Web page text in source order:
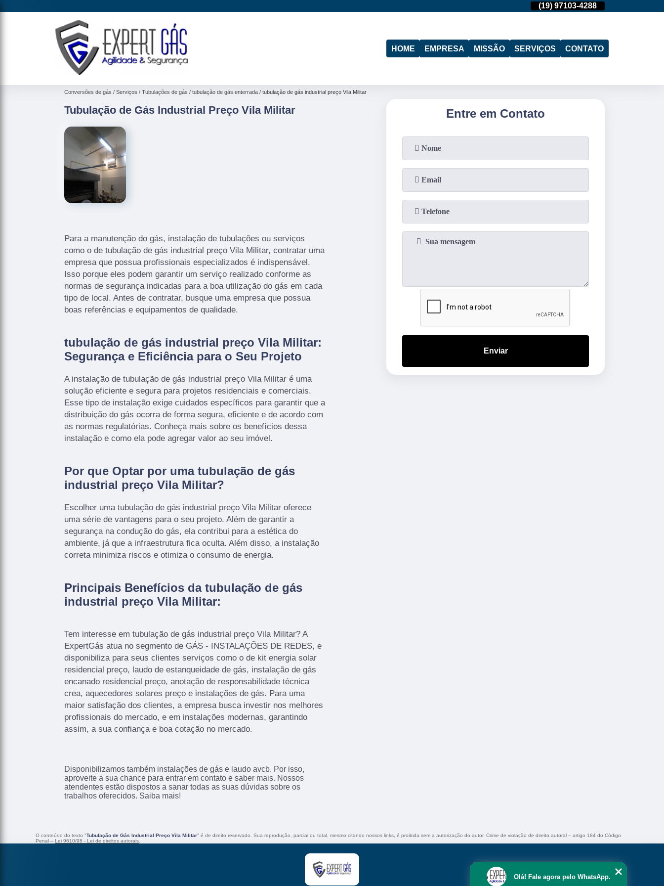
(19) 97103-4288
HOME EMPRESA MISSÃO SERVIÇOS CONTATO
Conversões de gás Serviços Tubulações de gás tubulação de gás enterrada tubulação de gás industrial preço Vila Militar
Tubulação de Gás Industrial Preço Vila Militar
Para a manutenção do gás, instalação de tubulações ou serviços
como o de tubulação de gás industrial preço Vila Militar, contratar uma
empresa que possua profissionais especializados é indispensável.
Isso porque eles podem garantir um serviço realizado conforme as
normas de segurança indicadas para a boa utilização do gás em cada
tipo de local. Antes de contratar, busque uma empresa que possua
boas referências e equipamentos de qualidade.
tubulação de gás industrial preço Vila Militar:
Segurança e Eficiência para o Seu Projeto
A instalação de tubulação de gás industrial preço Vila Militar é uma
solução eficiente e segura para projetos residenciais e comerciais.
Esse tipo de instalação exige cuidados específicos para garantir que a
distribuição do gás ocorra de forma segura, eficiente e de acordo com
as normas regulatórias. Conheça mais sobre os benefícios dessa
instalação e como ela pode agregar valor ao seu imóvel.
Por que Optar por uma tubulação de gás
industrial preço Vila Militar?
Escolher uma tubulação de gás industrial preço Vila Militar oferece
uma série de vantagens para o seu projeto. Além de garantir a
segurança na condução do gás, ela contribui para a estética do
ambiente, já que a infraestrutura fica oculta. Além disso, a instalação
correta minimiza riscos e otimiza o consumo de energia.
Principais Benefícios da tubulação de gás
industrial preço Vila Militar:
Tem interesse em tubulação de gás industrial preço Vila Militar? A
ExpertGás atua no segmento de GÁS - INSTALAÇÕES DE REDES, e
disponibiliza para seus clientes serviços como o de kit energia solar
residencial preço, laudo de estanqueidade de gás, instalação de gás
encanado residencial preço, anotação de responsabilidade técnica
crea, aquecedores solares preço e instalações de gás. Para uma
maior satisfação dos clientes, a empresa busca investir nos melhores
profissionais do mercado, e em instalações modernas, garantindo
assim, a sua confiança e boa cotação no mercado.
Disponibilizamos também instalações de gás e laudo avcb. Por isso,
aproveite a sua chance para entrar em contato e saber mais. Nossos
atendentes estão dispostos a sanar todas as suas dúvidas sobre os
trabalhos oferecidos. Saiba mais!
Entre em Contato
Enviar
O conteúdo do texto "Tubulação de Gás Industrial Preço Vila Militar" é de direito reservado. Sua reprodução, parcial ou total, mesmo citando nossos links, é proibida sem a autorização do autor. Crime de violação de direito autoral – artigo 184 do Código
Penal – Lei 9610/98 - Lei de direitos autorais
Olá! Fale agora pelo WhatsApp.